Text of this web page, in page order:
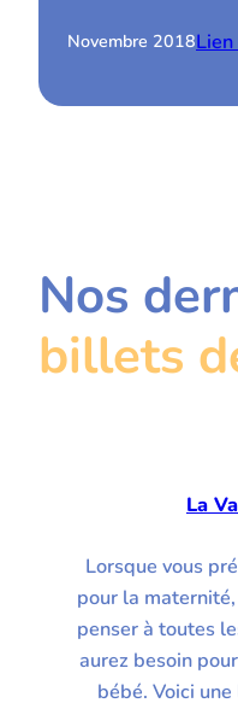
Novembre 2018
Nos
billets
La
Lorsque vous
pour la
penser à toutes
aurez besoin
bébé. Voici